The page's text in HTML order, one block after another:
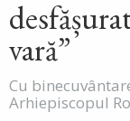
vară”
Cu
Arhiepiscopul